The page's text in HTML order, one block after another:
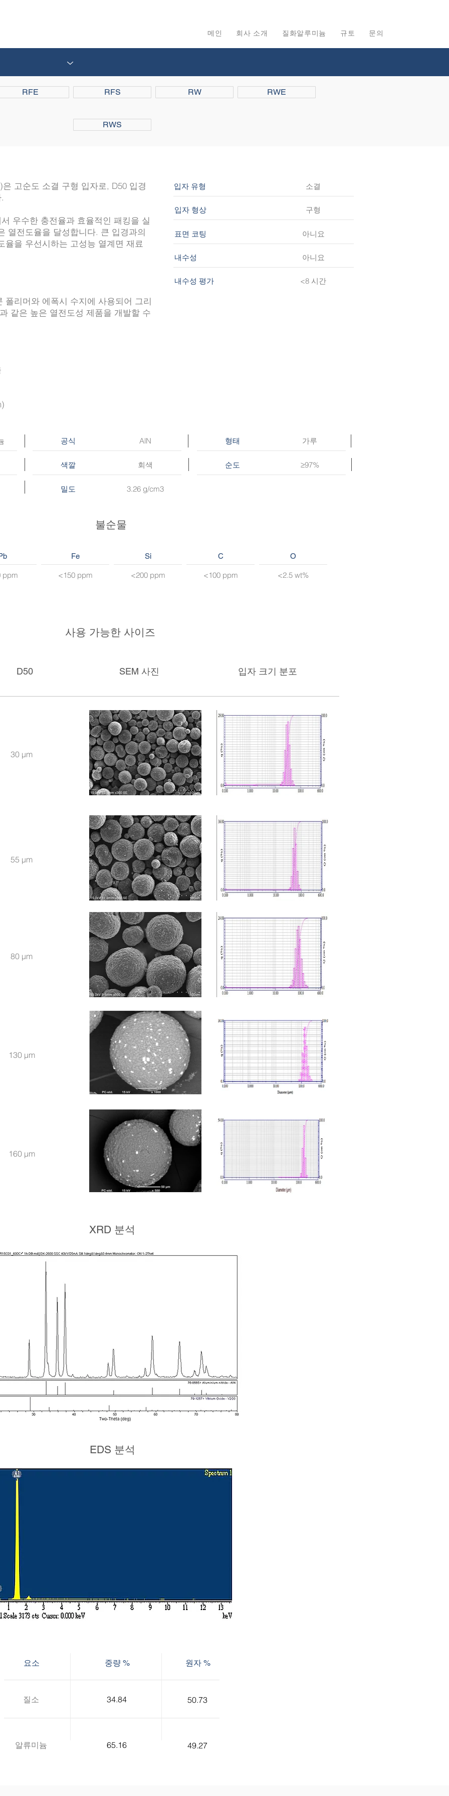
메인 회사 소개 질화알루미늄 규토 문의
RFE RFS RW RWE
RWS
XRD 분석
EDS 분석
원자 %
중량 %
요소
50.73
34.84
질소
49.27
65.16
알류미늄
고순도 소결 구형 입자로, D50 입경
우수한 충전율과 효율적인 패킹을 실
열전도율을 달성합니다. 큰 입경과의
율을 우선시하는 고성능 열계면 재료
폴리머와 에폭시 수지에 사용되어 그리
같은 높은 열전도성 제품을 개발할 수
소결
입자 유형
구형
입자 형상
아니요
표면 코팅
아니요
내수성
<8 시간
내수성 평가
AlN
공식 가루
형태
회색
색깔 ≥97%
순도
3.26 g/cm3
밀도
불순물
ppm
Fe
<150 ppm
Si
<200 ppm
C
<100 ppm
O
<2.5 wt%
D50 SEM 사진 입자 크기 분포
30 μm
55 μm
80 μm
130 μm
160 μm
사용 가능한 사이즈